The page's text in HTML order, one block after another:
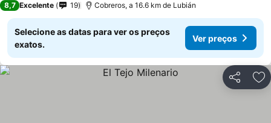
8,7 Excelente 19 Cobreros, a 16.6 km de Lubián
Selecione as datas para ver os preços
exatos.
Ver preços
Partilhar